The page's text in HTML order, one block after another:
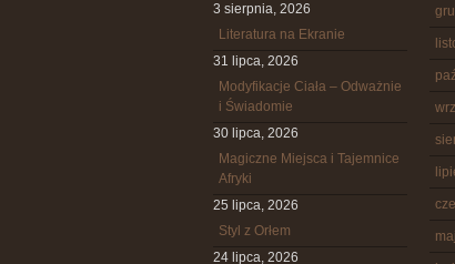
3 sierpnia, 2026
Literatura na Ekranie
31 lipca, 2026
Modyfikacje Ciała – Odważnie
i Świadomie
30 lipca, 2026
Magiczne Miejsca i Tajemnice
Afryki
25 lipca, 2026
Styl z Orłem
24 lipca, 2026